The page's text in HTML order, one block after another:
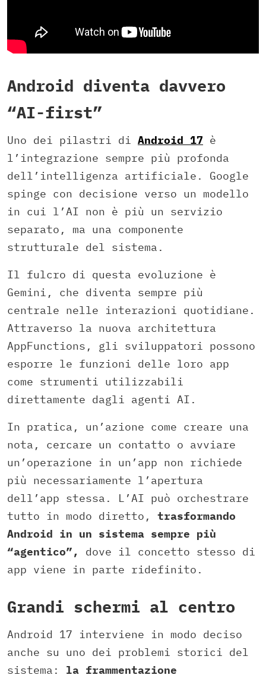
Android diventa davvero
“AI-first”
Uno dei pilastri di Android 17 è
l’integrazione sempre più profonda
dell’intelligenza artificiale. Google
spinge con decisione verso un modello
in cui l’AI non è più un servizio
separato, ma una componente
strutturale del sistema.
Il fulcro di questa evoluzione è
Gemini, che diventa sempre più
centrale nelle interazioni quotidiane.
Attraverso la nuova architettura
AppFunctions, gli sviluppatori possono
esporre le funzioni delle loro app
come strumenti utilizzabili
direttamente dagli agenti AI.
In pratica, un’azione come creare una
nota, cercare un contatto o avviare
un’operazione in un’app non richiede
più necessariamente l’apertura
dell’app stessa. L’AI può orchestrare
tutto in modo diretto, trasformando
Android in un sistema sempre più
“agentico”,
dove il concetto stesso di
app viene in parte ridefinito.
Grandi schermi al centro
Android 17 interviene in modo deciso
anche su uno dei problemi storici del
sistema: la frammentazione